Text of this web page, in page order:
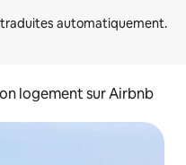
logement sur Airbnb